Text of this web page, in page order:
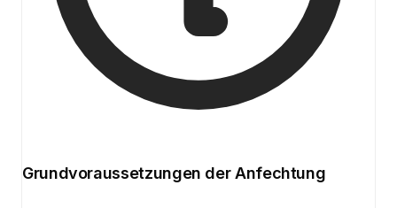
Grundvoraussetzungen der Anfechtung